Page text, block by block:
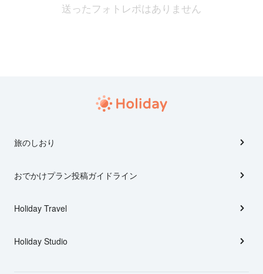
送ったフォトレポはありません
旅のしおり
おでかけプラン投稿ガイドライン
Holiday Travel
Holiday Studio